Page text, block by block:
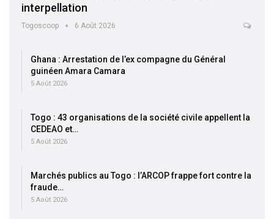
interpellation
Togoscoop 6 Août 2026
Ghana : Arrestation de l’ex compagne du Général
guinéen Amara Camara
5 Août 2026
Togo : 43 organisations de la société civile appellent la
CEDEAO et…
5 Août 2026
Marchés publics au Togo : l’ARCOP frappe fort contre la
fraude…
5 Août 2026